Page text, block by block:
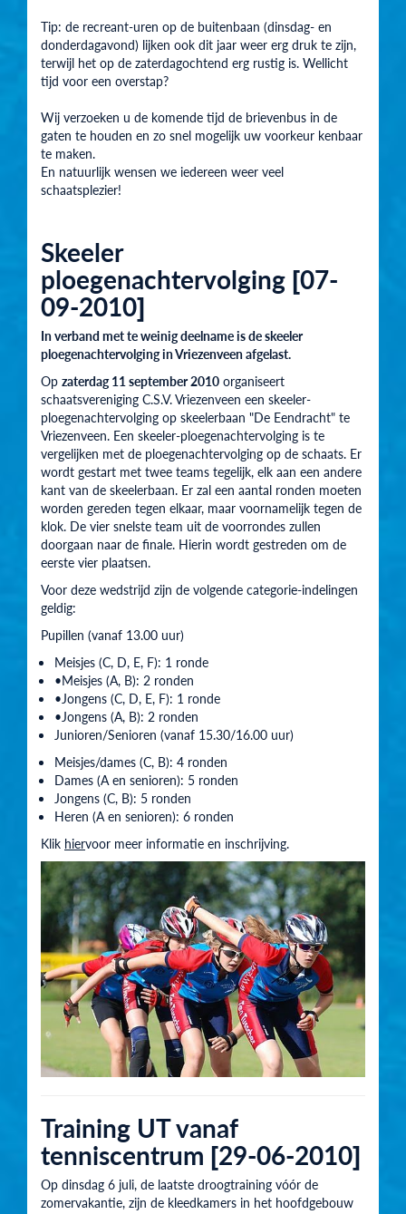
Tip: de recreant-uren op de buitenbaan (dinsdag- en
donderdagavond) lijken ook dit jaar weer erg druk te zijn,
terwijl het op de zaterdagochtend erg rustig is. Wellicht
tijd voor een overstap?
Wij verzoeken u de komende tijd de brievenbus in de
gaten te houden en zo snel mogelijk uw voorkeur kenbaar
te maken.
En natuurlijk wensen we iedereen weer veel
schaatsplezier!
Skeeler
ploegenachtervolging [07-
09-2010]
In verband met te weinig deelname is de skeeler
ploegenachtervolging in Vriezenveen afgelast.
Op zaterdag 11 september 2010 organiseert
schaatsvereniging C.S.V. Vriezenveen een skeeler-
ploegenachtervolging op skeelerbaan "De Eendracht" te
Vriezenveen. Een skeeler-ploegenachtervolging is te
vergelijken met de ploegenachtervolging op de schaats. Er
wordt gestart met twee teams tegelijk, elk aan een andere
kant van de skeelerbaan. Er zal een aantal ronden moeten
worden gereden tegen elkaar, maar voornamelijk tegen de
klok. De vier snelste team uit de voorrondes zullen
doorgaan naar de finale. Hierin wordt gestreden om de
eerste vier plaatsen.
Voor deze wedstrijd zijn de volgende categorie-indelingen
geldig:
Pupillen (vanaf 13.00 uur)
Meisjes (C, D, E, F): 1 ronde
•Meisjes (A, B): 2 ronden
•Jongens (C, D, E, F): 1 ronde
•Jongens (A, B): 2 ronden
Junioren/Senioren (vanaf 15.30/16.00 uur)
Meisjes/dames (C, B): 4 ronden
Dames (A en senioren): 5 ronden
Jongens (C, B): 5 ronden
Heren (A en senioren): 6 ronden
Klik hiervoor meer informatie en inschrijving.
Training UT vanaf
tenniscentrum [29-06-2010]
Op dinsdag 6 juli, de laatste droogtraining vóór de
zomervakantie, zijn de kleedkamers in het hoofdgebouw